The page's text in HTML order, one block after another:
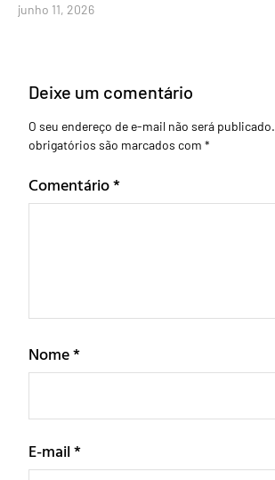
junho 11, 2026
Deixe um comentário
O seu endereço de e-mail não será publicado.
obrigatórios são marcados com *
Comentário*
Nome*
E-mail*